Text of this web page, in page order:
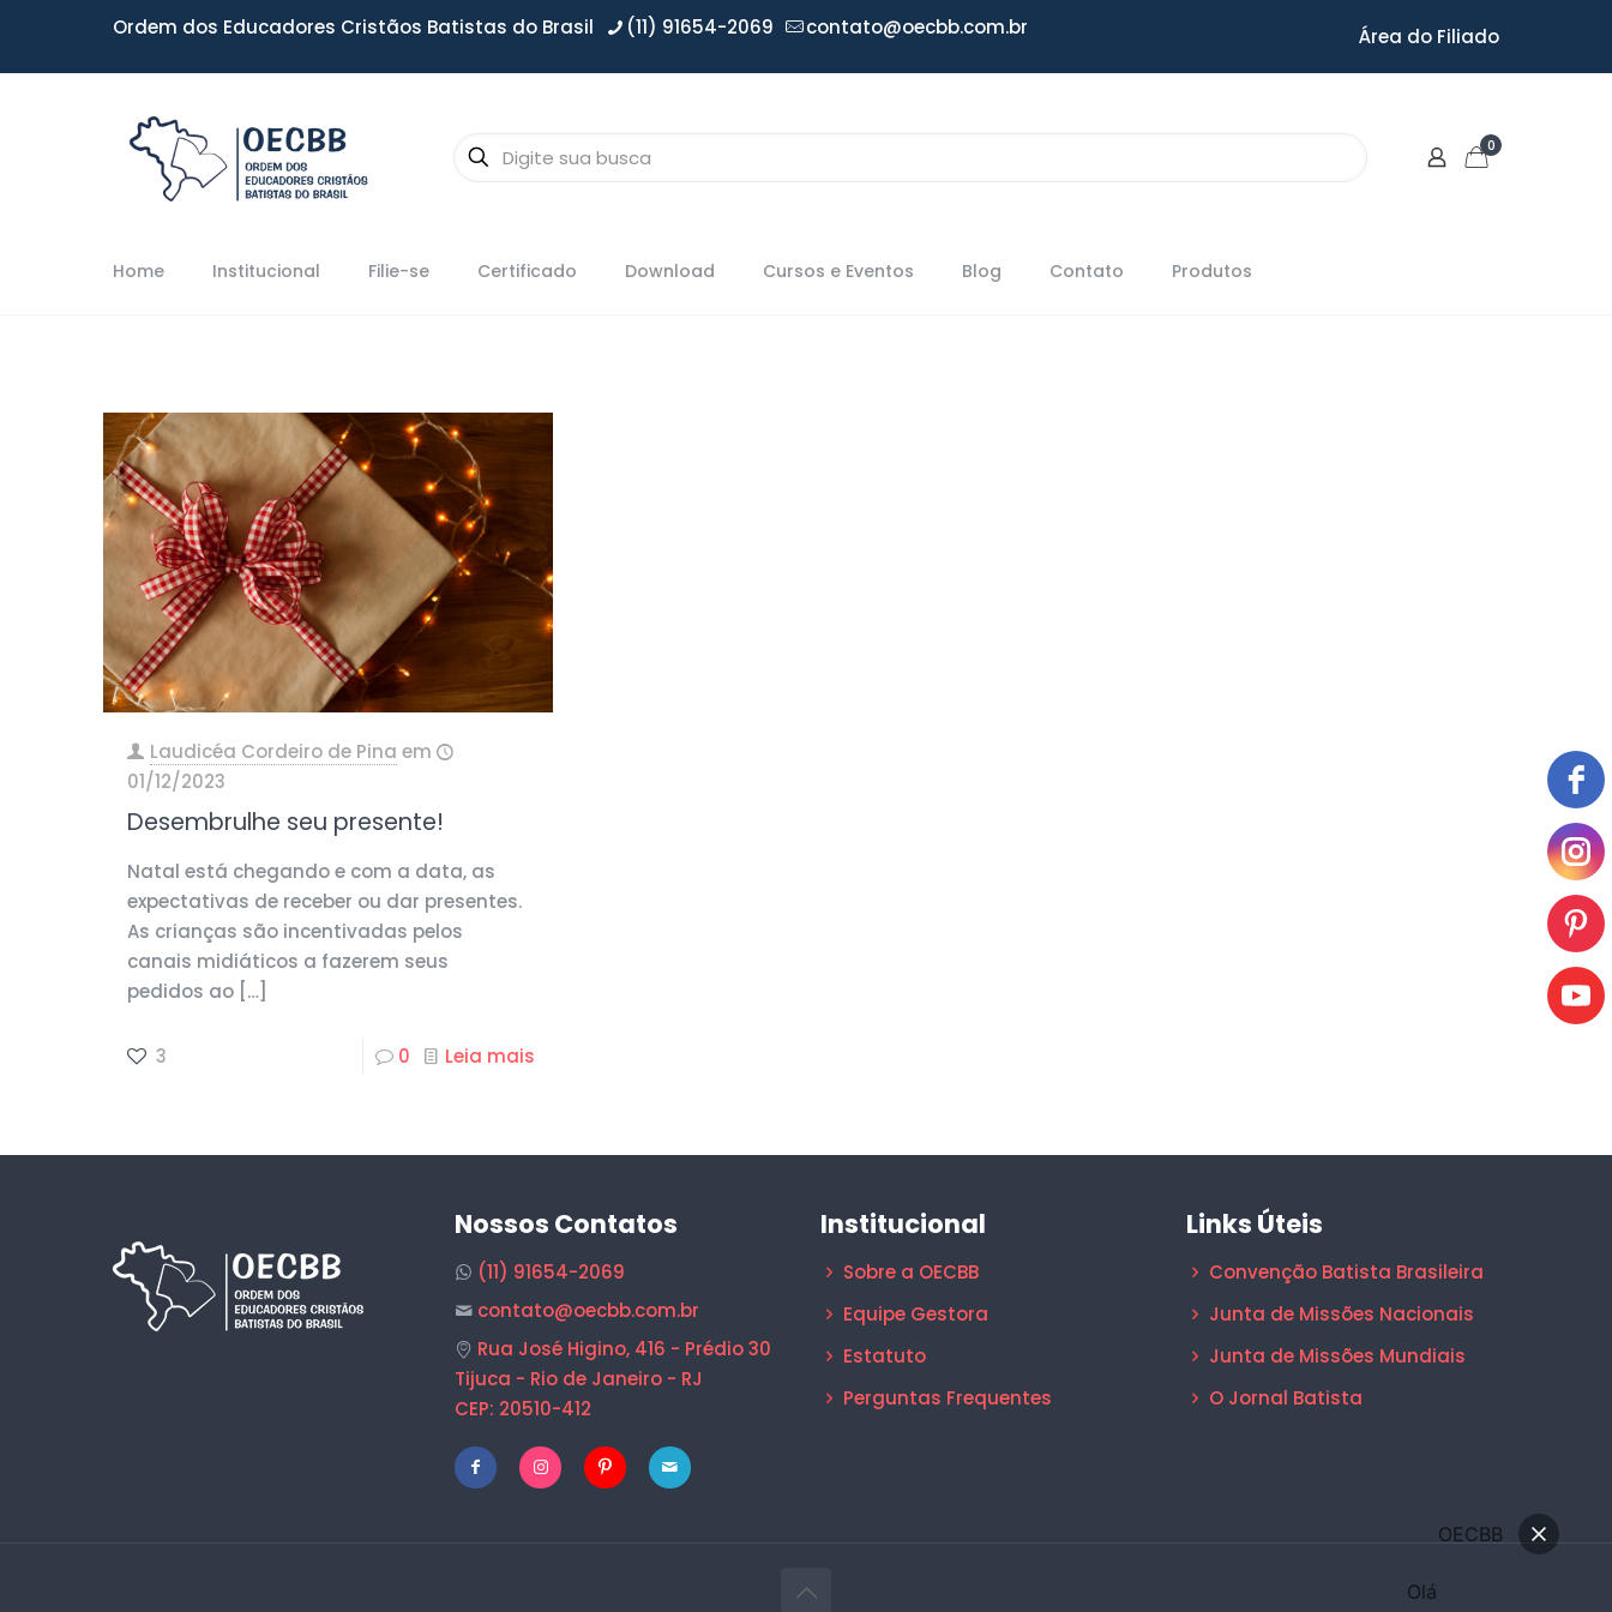
Ordem dos Educadores Cristãos Batistas do Brasil (11) 91654-2069 contato@oecbb.com.br Área do Filiado
0
Home Institucional Filie-se Certificado Download Cursos e Eventos Blog Contato Produtos
Laudicéa Cordeiro de Pina em
01/12/2023
Desembrulhe seu presente!
Natal está chegando e com a data, as
expectativas de receber ou dar presentes.
As crianças são incentivadas pelos
canais midiáticos a fazerem seus
pedidos ao[…]
3 0 Leia mais
Nossos Contatos
(11) 91654-2069
contato@oecbb.com.br
Rua José Higino, 416 - Prédio 30
Tijuca - Rio de Janeiro - RJ
CEP: 20510-412
Institucional
Sobre a OECBB
Equipe Gestora
Estatuto
Perguntas Frequentes
Links Úteis
Convenção Batista Brasileira
Junta de Missões Nacionais
Junta de Missões Mundiais
O Jornal Batista
OECBB
Olá